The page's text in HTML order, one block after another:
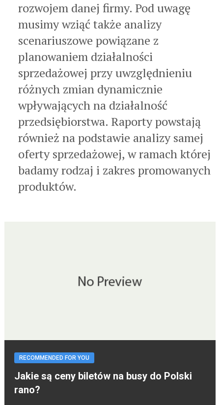
rozwojem danej firmy. Pod uwagę
musimy wziąć także analizy
scenariuszowe powiązane z
planowaniem działalności
sprzedażowej przy uwzględnieniu
różnych zmian dynamicznie
wpływających na działalność
przedsiębiorstwa. Raporty powstają
również na podstawie analizy samej
oferty sprzedażowej, w ramach której
badamy rodzaj i zakres promowanych
produktów.
RECOMMENDED FOR YOU
Jakie są ceny biletów na busy do Polski
rano?